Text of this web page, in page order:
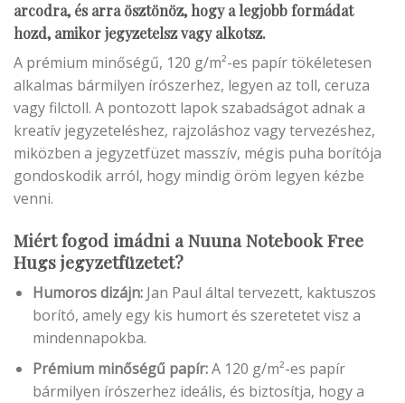
arcodra, és arra ösztönöz, hogy a legjobb formádat
hozd, amikor jegyzetelsz vagy alkotsz.
A prémium minőségű, 120 g/m²-es papír tökéletesen
alkalmas bármilyen írószerhez, legyen az toll, ceruza
vagy filctoll. A pontozott lapok szabadságot adnak a
kreatív jegyzeteléshez, rajzoláshoz vagy tervezéshez,
miközben a jegyzetfüzet masszív, mégis puha borítója
gondoskodik arról, hogy mindig öröm legyen kézbe
venni.
Miért fogod imádni a Nuuna Notebook Free
Hugs jegyzetfüzetet?
Humoros dizájn:Jan Paul által tervezett, kaktuszos
borító, amely egy kis humort és szeretetet visz a
mindennapokba.
Prémium minőségű papír:A 120 g/m²-es papír
bármilyen írószerhez ideális, és biztosítja, hogy a